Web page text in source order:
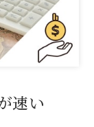
速い